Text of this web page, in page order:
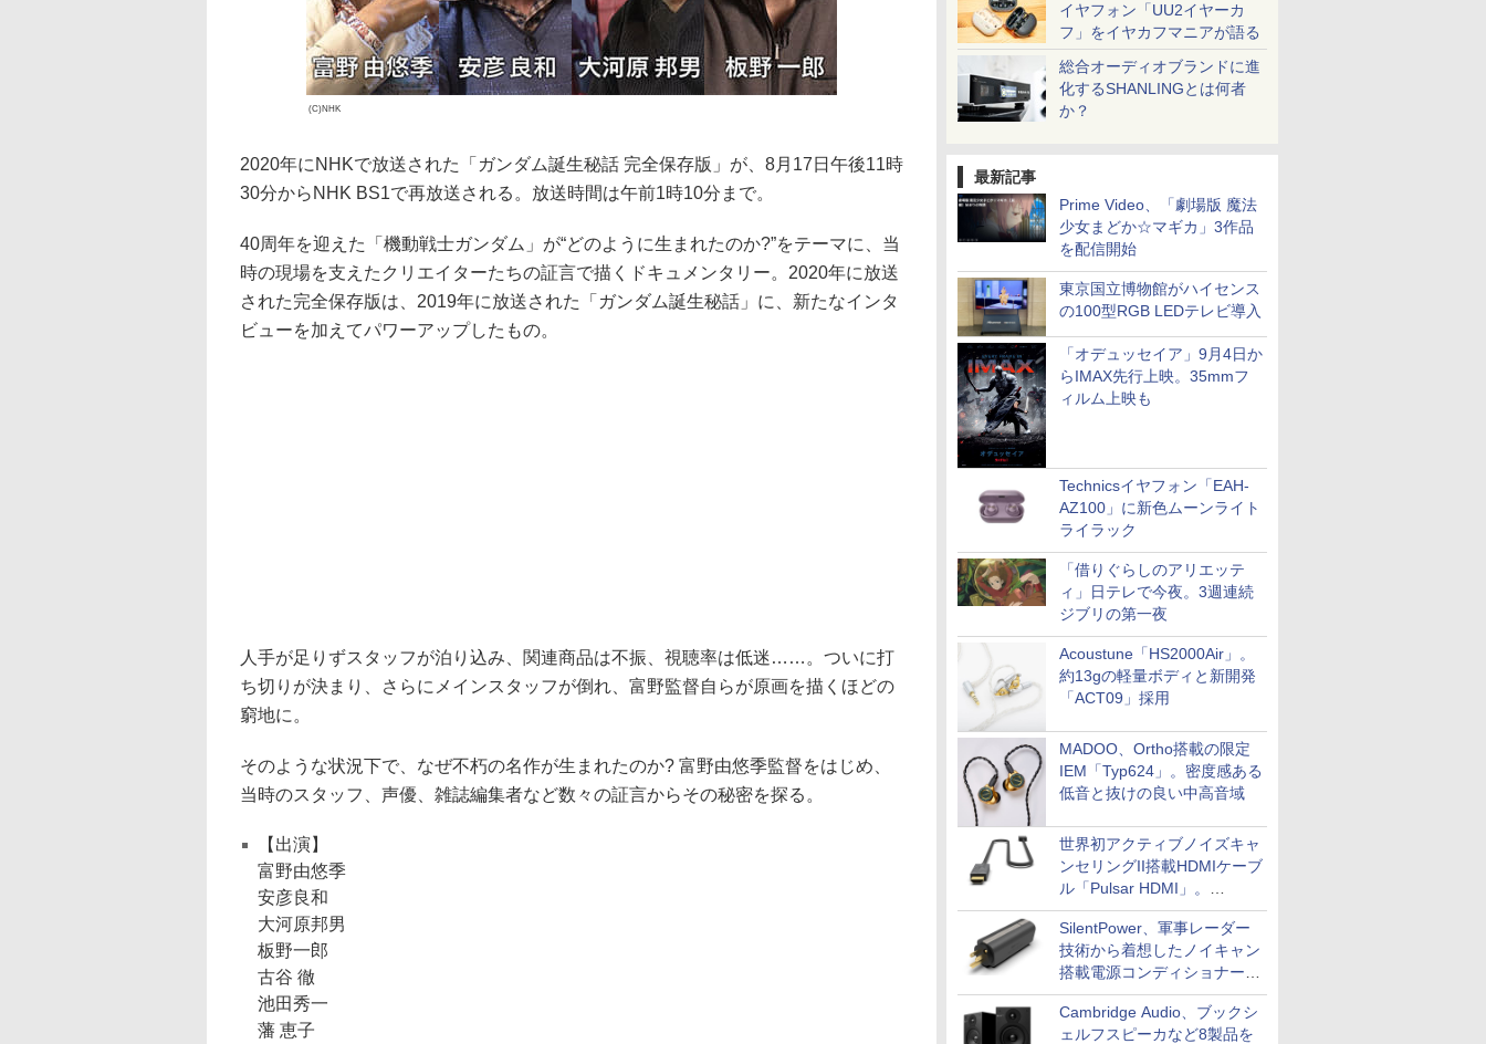
イヤフォン「UU2イヤーカ
フ」をイヤカフマニアが語る
総合オーディオブランドに進
化するSHANLINGとは何者
か？
最新記事
Prime Video、「劇場版 魔法
少女まどか☆マギカ」3作品
を配信開始
東京国立博物館がハイセンス
の100型RGB LEDテレビ導入
「オデュッセイア」9月4日か
らIMAX先行上映。35mmフ
ィルム上映も
Technicsイヤフォン「EAH-
AZ100」に新色ムーンライト
ライラック
「借りぐらしのアリエッテ
ィ」日テレで今夜。3週連続
ジブリの第一夜
Acoustune「HS2000Air」。
約13gの軽量ボディと新開発
「ACT09」採用
MADOO、Ortho搭載の限定
IEM「Typ624」。密度感ある
低音と抜けの良い中高音域
世界初アクティブノイズキャ
ンセリングII搭載HDMIケーブ
ル「Pulsar HDMI」。
SilentPowerから
SilentPower、軍事レーダー
技術から着想したノイキャン
搭載電源コンディショナー
「AC iPurifier2」
Cambridge Audio、ブックシ
ェルフスピーカなど8製品を
(C)NHK
2020年にNHKで放送された「ガンダム誕生秘話 完全保存版」が、8月17日午後11時
30分からNHK BS1で再放送される。放送時間は午前1時10分まで。
40周年を迎えた「機動戦士ガンダム」が“どのように生まれたのか?”をテーマに、当
時の現場を支えたクリエイターたちの証言で描くドキュメンタリー。2020年に放送
された完全保存版は、2019年に放送された「ガンダム誕生秘話」に、新たなインタ
ビューを加えてパワーアップしたもの。
人手が足りずスタッフが泊り込み、関連商品は不振、視聴率は低迷……。ついに打
ち切りが決まり、さらにメインスタッフが倒れ、富野監督自らが原画を描くほどの
窮地に。
そのような状況下で、なぜ不朽の名作が生まれたのか? 富野由悠季監督をはじめ、
当時のスタッフ、声優、雑誌編集者など数々の証言からその秘密を探る。
【出演】
富野由悠季
安彦良和
大河原邦男
板野一郎
古谷 徹
池田秀一
藩 恵子